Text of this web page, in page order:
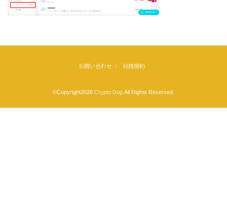
お問い合わせ 利用規約
©Copyright2026 Crypto Dog.All Rights Reserved.